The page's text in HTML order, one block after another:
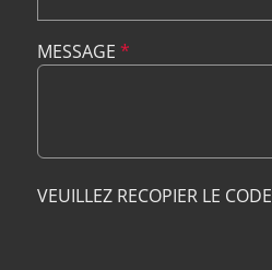
MESSAGE *
VEUILLEZ RECOPIER LE CODE